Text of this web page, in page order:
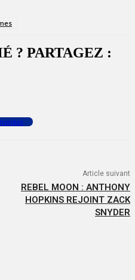
? PARTAGEZ :
Article suivant
REBEL MOON : ANTHONY
HOPKINS REJOINT ZACK
SNYDER